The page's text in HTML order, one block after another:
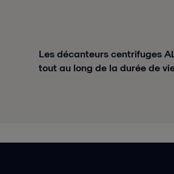
Les décanteurs centrifuges
tout au long de la durée de